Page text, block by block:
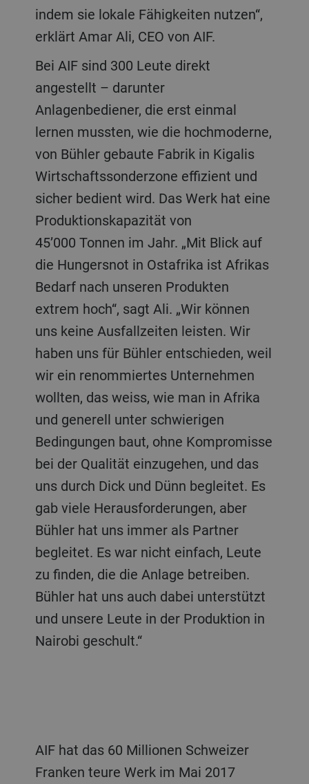
indem sie lokale Fähigkeiten nutzen“,
erklärt Amar Ali, CEO von AIF.
Bei AIF sind 300 Leute direkt
angestellt – darunter
Anlagenbediener, die erst einmal
lernen mussten, wie die hochmoderne,
von Bühler gebaute Fabrik in Kigalis
Wirtschaftssonderzone effizient und
sicher bedient wird. Das Werk hat eine
Produktionskapazität von
45’000 Tonnen im Jahr. „Mit Blick auf
die Hungersnot in Ostafrika ist Afrikas
Bedarf nach unseren Produkten
extrem hoch“, sagt Ali. „Wir können
uns keine Ausfallzeiten leisten. Wir
haben uns für Bühler entschieden, weil
wir ein renommiertes Unternehmen
wollten, das weiss, wie man in Afrika
und generell unter schwierigen
Bedingungen baut, ohne Kompromisse
bei der Qualität einzugehen, und das
uns durch Dick und Dünn begleitet. Es
gab viele Herausforderungen, aber
Bühler hat uns immer als Partner
begleitet. Es war nicht einfach, Leute
zu finden, die die Anlage betreiben.
Bühler hat uns auch dabei unterstützt
und unsere Leute in der Produktion in
Nairobi geschult.“
AIF hat das 60 Millionen Schweizer
Franken teure Werk im Mai 2017